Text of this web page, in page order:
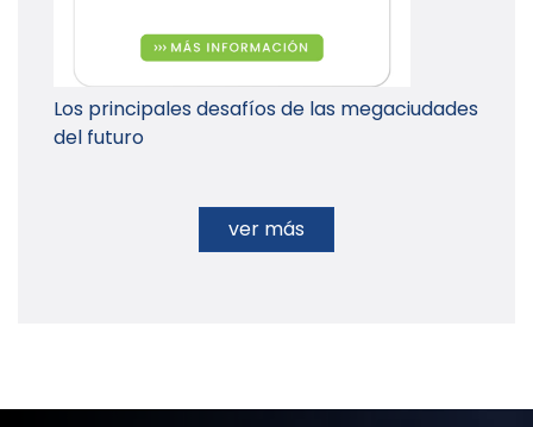
Los principales desafíos de las megaciudades
del futuro
ver más